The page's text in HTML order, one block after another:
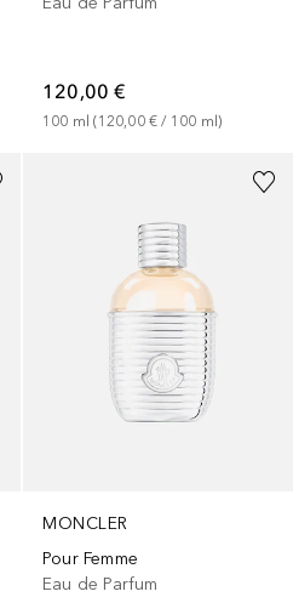
120,00 €
100 ml (120,00 € / 100 ml)
MONCLER
Pour Femme
Eau de Parfum